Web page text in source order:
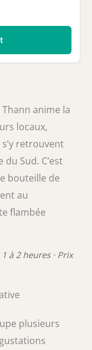
anime la
locaux,
retrouvent
Sud. C’est
bouteille de
au
flambée
à 2 heures · Prix
plusieurs